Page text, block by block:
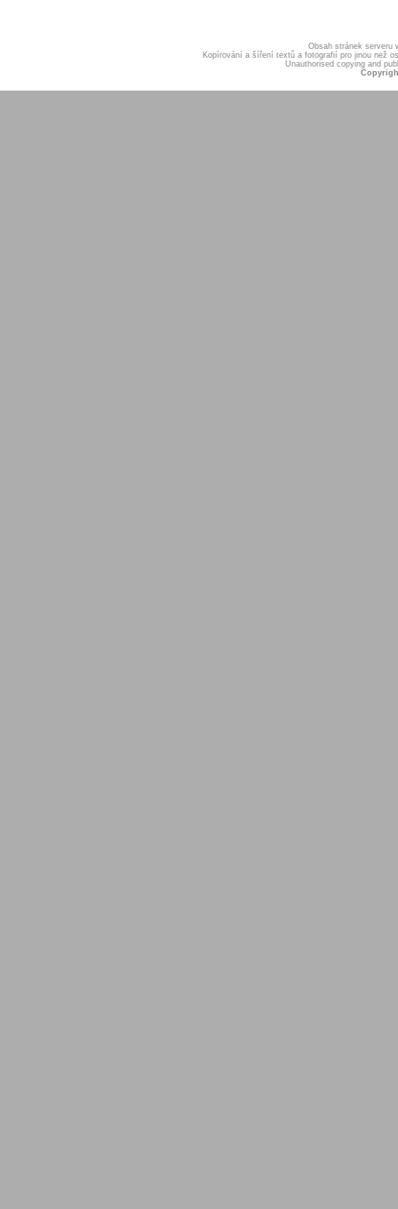
Obsah stránek serveru
Kopírování a šíření textů a fotografií pro jinou než
Unauthorised copying and